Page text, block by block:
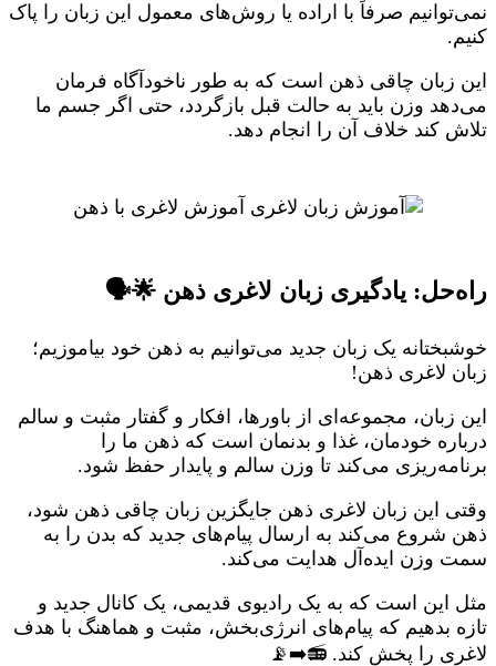
نمی‌توانیم صرفاً با اراده یا روش‌های معمول این زبان را پاک
کنیم.
این زبان چاقی ذهن است که به طور ناخودآگاه فرمان
می‌دهد وزن باید به حالت قبل بازگردد، حتی اگر جسم ما
تلاش کند خلاف آن را انجام دهد.
راه‌حل: یادگیری زبان لاغری ذهن 🌟🗣️
خوشبختانه یک زبان جدید می‌توانیم به ذهن خود بیاموزیم؛
زبان لاغری ذهن!
این زبان، مجموعه‌ای از باورها، افکار و گفتار مثبت و سالم
درباره خودمان، غذا و بدنمان است که ذهن ما را
برنامه‌ریزی می‌کند تا وزن سالم و پایدار حفظ شود.
وقتی این زبان لاغری ذهن جایگزین زبان چاقی ذهن شود،
ذهن شروع می‌کند به ارسال پیام‌های جدید که بدن را به
سمت وزن ایده‌آل هدایت می‌کند.
مثل این است که به یک رادیوی قدیمی، یک کانال جدید و
تازه بدهیم که پیام‌های انرژی‌بخش، مثبت و هماهنگ با هدف
لاغری را پخش کند. 📻➡️📡